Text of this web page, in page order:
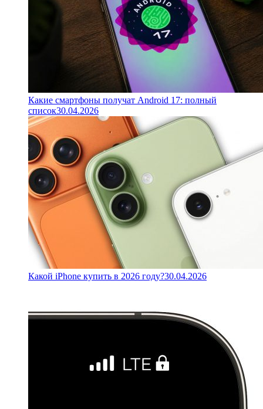
Какие смартфоны получат Android 17: полный
список30.04.2026
Какой iPhone купить в 2026 году?30.04.2026